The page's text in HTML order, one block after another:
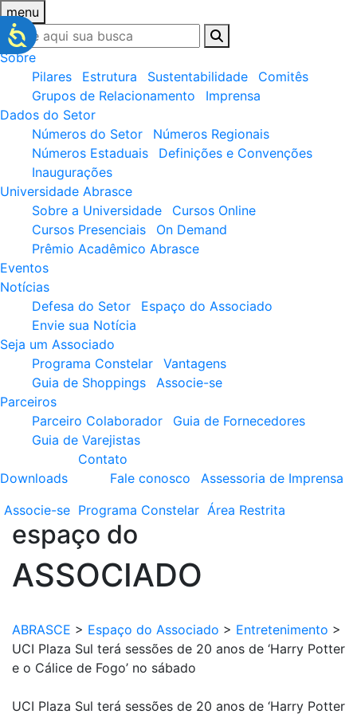
menu
Sobre
Pilares
Estrutura Sustentabilidade
Comitês
Grupos de Relacionamento
Imprensa
Dados do Setor
Números do Setor
Números Regionais
Números Estaduais
Definições e Convenções
Inaugurações
Universidade Abrasce
Sobre a Universidade
Cursos Online
Cursos Presenciais
On Demand
Prêmio Acadêmico Abrasce
Eventos
Notícias
Defesa do Setor
Espaço do Associado
Envie sua Notícia
Seja um Associado
Programa Constelar
Vantagens
Guia de Shoppings
Associe-se
Parceiros
Parceiro Colaborador
Guia de Fornecedores
Guia de Varejistas
Downloads
Contato
Fale conosco
Assessoria de Imprensa
Associe-se Programa Constelar Área Restrita
espaço do
ASSOCIADO
ABRASCE > Espaço do Associado > Entretenimento >
UCI Plaza Sul terá sessões de 20 anos de ‘Harry Potter
e o Cálice de Fogo’ no sábado
UCI Plaza Sul terá sessões de 20 anos de ‘Harry Potter